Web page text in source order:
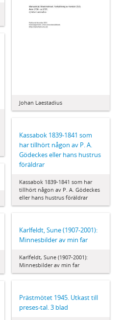
Johan Laestadius
Kassabok 1839-1841 som
har tillhört någon av P. A.
Gödeckes eller hans hustrus
föräldrar
Kassabok 1839-1841 som har
tillhört någon av P. A. Gödeckes
eller hans hustrus föräldrar
Karlfeldt, Sune (1907-2001):
Minnesbilder av min far
Karlfeldt, Sune (1907-2001):
Minnesbilder av min far
Prästmötet 1945. Utkast till
preses-tal. 3 blad